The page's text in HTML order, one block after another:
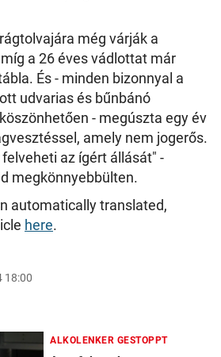
még várják a
a 26 éves vádlottat már
És - minden bizonnyal a
udvarias és bűnbánó
- megúszta egy év
amely nem jogerős.
az ígért állását" -
megkönnyebbülten.
automatically translated,
here.
18:00
ALKOLENKER GESTOPPT